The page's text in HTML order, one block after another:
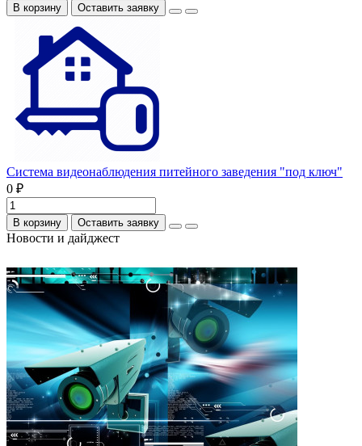
В корзину Оставить заявку
Система видеонаблюдения питейного заведения "под ключ"
0 ₽
В корзину Оставить заявку
Новости и дайджест